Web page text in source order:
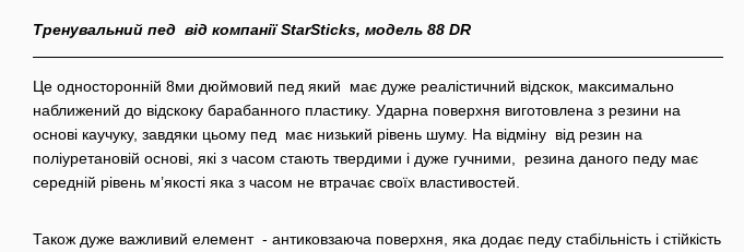
Тренувальний пед від компанії StarSticks, модель 88 DR
Це односторонній 8ми дюймовий пед який має дуже реалістичний відскок, максимально
наближений до відскоку барабанного пластику. Ударна поверхня виготовлена з резини на
основі каучуку, завдяки цьому пед має низький рівень шуму. На відміну від резин на
поліуретановій основі, які з часом стають твердими і дуже гучними, резина даного педу має
середній рівень м’якості яка з часом не втрачає своїх властивостей.
Також дуже важливий елемент - антиковзаюча поверхня, яка додає педу стабільність і стійкість